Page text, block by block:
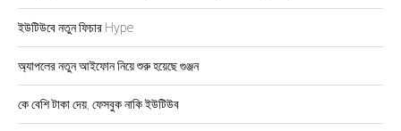
ইউটিউবে নতুন ফিচার Hype
অ্যাপলের নতুন আইফোন নিয়ে শুরু হয়েছে গুঞ্জন
কে বেশি টাকা দেয়, ফেসবুক নাকি ইউটিউব